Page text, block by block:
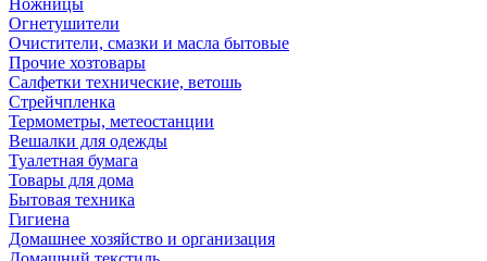
Ножницы
Огнетушители
Очистители, смазки и масла бытовые
Прочие хозтовары
Салфетки технические, ветошь
Стрейчпленка
Термометры, метеостанции
Вешалки для одежды
Туалетная бумага
Товары для дома
Бытовая техника
Гигиена
Домашнее хозяйство и организация